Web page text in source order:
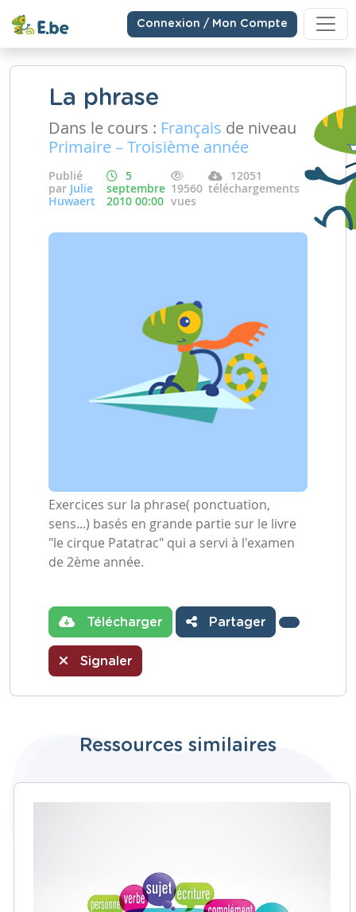
Connexion / Mon Compte
La phrase
Dans le cours : Français de niveau
Primaire – Troisième année
Publié
par Julie
Huwaert
5
septembre
2010 00:00
19560
vues
12051
téléchargements
Exercices sur la phrase( ponctuation,
sens...) basés en grande partie sur le livre
"le cirque Patatrac" qui a servi à l'examen
de 2ème année.
Télécharger Partager
Signaler
Ressources similaires